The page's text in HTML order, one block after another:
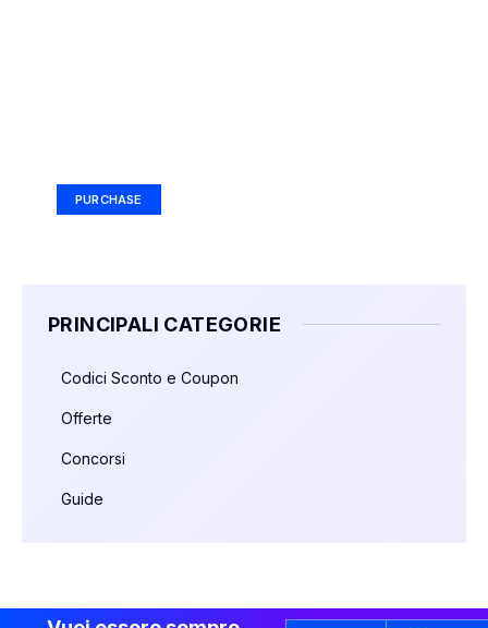
PURCHASE
PRINCIPALI CATEGORIE
Codici Sconto e Coupon
Offerte
Concorsi
Guide